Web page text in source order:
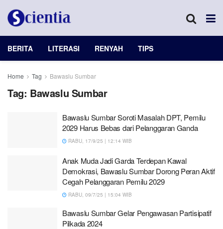
BERITA LITERASI RENYAH TIPS
Home Tag Bawaslu Sumbar
Tag: Bawaslu Sumbar
Bawaslu Sumbar Soroti Masalah DPT, Pemilu
2029 Harus Bebas dari Pelanggaran Ganda
RABU, 17/9/25 | 12:14 WIB
Anak Muda Jadi Garda Terdepan Kawal
Demokrasi, Bawaslu Sumbar Dorong Peran Aktif
Cegah Pelanggaran Pemilu 2029
RABU, 09/7/25 | 15:04 WIB
Bawaslu Sumbar Gelar Pengawasan Partisipatif
Pilkada 2024